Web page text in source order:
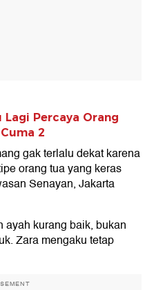
Percaya Orang
2
gak terlalu dekat karena
orang tua yang keras
Senayan, Jakarta
kurang baik, bukan
Zara mengaku tetap